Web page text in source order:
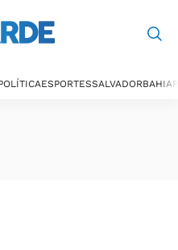
ESPORTESSALVADORBAHIA